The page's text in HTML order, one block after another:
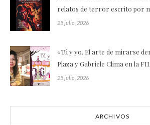
relatos de terror escrito por
25 julio, 2026
«Tú y yo. El arte de mirarse
Plaza y Gabriele Clima en la
25 julio, 2026
ARCHIVOS